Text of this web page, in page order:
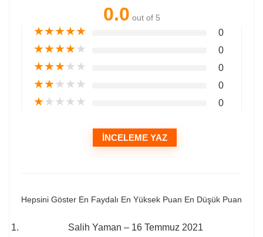
0.0 out of 5
★★★★★ 0
★★★★★ 0
★★★★★ 0
★★★★★ 0
★★★★★ 0
İNCELEME YAZ
Hepsini Göster En Faydalı En Yüksek Puan En Düşük Puan
Salih Yaman – 16 Temmuz 2021